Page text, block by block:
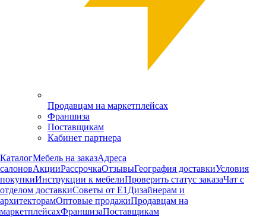
Продавцам на маркетплейсах
Франшиза
Поставщикам
Кабинет партнера
КаталогМебель на заказАдреса
салоновАкцииРассрочкаОтзывыГеография доставкиУсловия
покупкиИнструкции к мебелиПроверить статус заказаЧат с
отделом доставкиСоветы от Е1 Дизайнерам и
архитекторамОптовые продажиПродавцам на
маркетплейсахФраншизаПоставщикам